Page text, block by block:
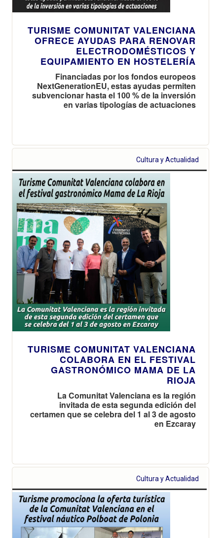
TURISME COMUNITAT VALENCIANA
OFRECE AYUDAS PARA RENOVAR
ELECTRODOMÉSTICOS Y
EQUIPAMIENTO EN HOSTELERÍA
Financiadas por los fondos europeos
NextGenerationEU, estas ayudas permiten
subvencionar hasta el 100 % de la inversión
en varias tipologías de actuaciones
Cultura y Actualidad
TURISME COMUNITAT VALENCIANA
COLABORA EN EL FESTIVAL
GASTRONÓMICO MAMA DE LA
RIOJA
La Comunitat Valenciana es la región
invitada de esta segunda edición del
certamen que se celebra del 1 al 3 de agosto
en Ezcaray
Cultura y Actualidad